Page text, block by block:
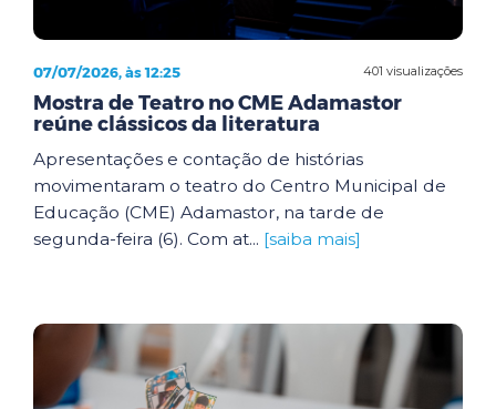
401 visualizações
07/07/2026, às 12:25
Mostra de Teatro no CME Adamastor
reúne clássicos da literatura
Apresentações e contação de histórias
movimentaram o teatro do Centro Municipal de
Educação (CME) Adamastor, na tarde de
segunda-feira (6). Com at... [saiba mais]